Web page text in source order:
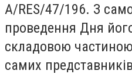
A/RES/47/196. З
проведення Дня
складовою
самих